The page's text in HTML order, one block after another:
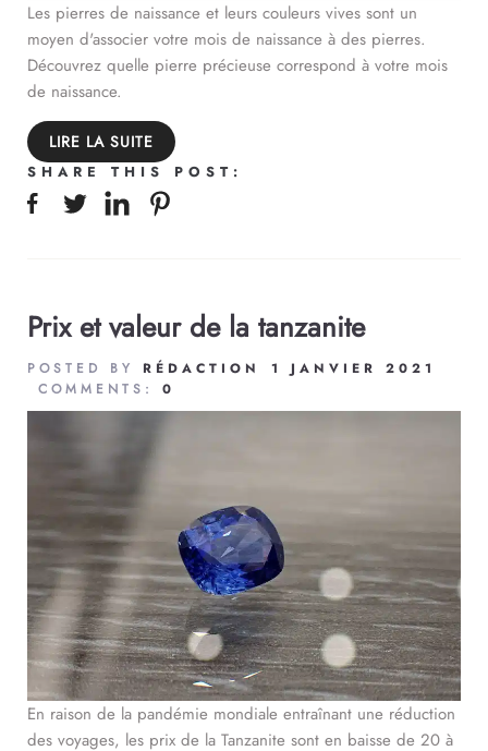
Les pierres de naissance et leurs couleurs vives sont un
moyen d'associer votre mois de naissance à des pierres.
Découvrez quelle pierre précieuse correspond à votre mois
de naissance.
LIRE LA SUITE
SHARE THIS POST:
Prix et valeur de la tanzanite
POSTED BY RÉDACTION
1 JANVIER 2021
COMMENTS: 0
En raison de la pandémie mondiale entraînant une réduction
des voyages, les prix de la Tanzanite sont en baisse de 20 à